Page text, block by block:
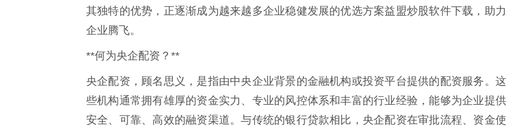
其独特的优势，正逐渐成为越来越多企业稳健发展的优选方案益盟炒股软件下载，助力
企业腾飞。
**何为央企配资？**
央企配资，顾名思义，是指由中央企业背景的金融机构或投资平台提供的配资服务。这
些机构通常拥有雄厚的资金实力、专业的风控体系和丰富的行业经验，能够为企业提供
安全、可靠、高效的融资渠道。与传统的银行贷款相比，央企配资在审批流程、资金使